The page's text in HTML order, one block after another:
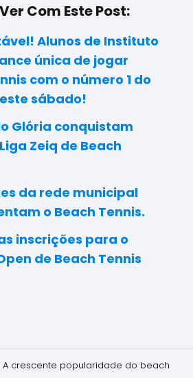
Com Este Post:
Alunos de Instituto
única de jogar
com o número 1 do
sábado!
Glória conquistam
Zeiq de Beach
da rede municipal
o Beach Tennis.
inscrições para o
de Beach Tennis
A crescente popularidade do beach